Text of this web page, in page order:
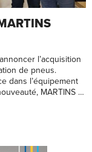
l’acquisition
de pneus.
dans l’équipement
MARTINS …